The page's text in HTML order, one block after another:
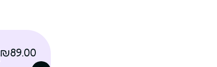
₪89.00